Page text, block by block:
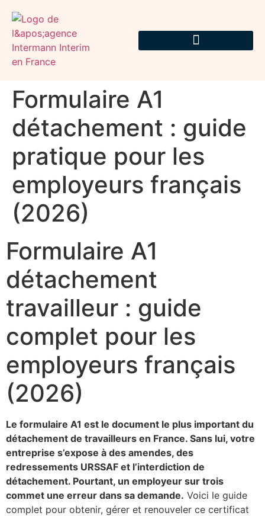
Formulaire A1
détachement : guide
pratique pour les
employeurs français
(2026)
Formulaire A1
détachement
travailleur : guide
complet pour les
employeurs français
(2026)
Le formulaire A1 est le document le plus important du
détachement de travailleurs en France. Sans lui, votre
entreprise s’expose à des amendes, des
redressements URSSAF et l’interdiction de
détachement. Pourtant, un employeur sur trois
commet une erreur dans sa demande. Voici le guide
complet pour obtenir, gérer et renouveler ce certificat